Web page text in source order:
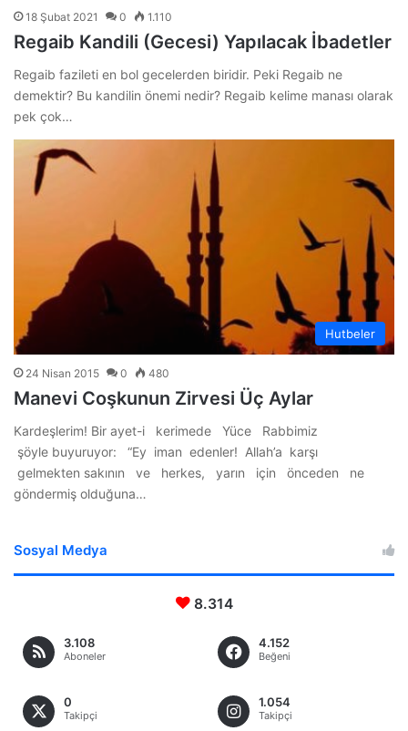
18 Şubat 2021 0 1.110
Regaib Kandili (Gecesi) Yapılacak İbadetler
Regaib fazileti en bol gecelerden biridir. Peki Regaib ne
demektir? Bu kandilin önemi nedir? Regaib kelime manası olarak
pek çok…
Hutbeler
24 Nisan 2015 0 480
Manevi Coşkunun Zirvesi Üç Aylar
Kardeşlerim! Bir ayet-i kerimede Yüce Rabbimiz
şöyle buyuruyor: “Ey iman edenler! Allah’a karşı
gelmekten sakının ve herkes, yarın için önceden ne
göndermiş olduğuna…
Sosyal Medya
8.314
3.108
Aboneler
4.152
Beğeni
0
Takipçi
1.054
Takipçi